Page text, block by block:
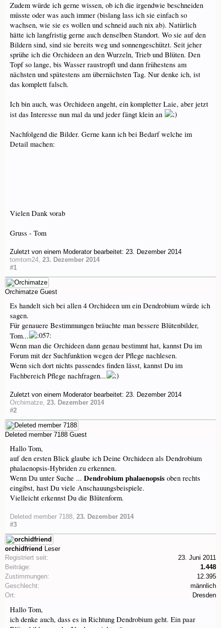
Zudem würde ich gerne wissen, ob ich die irgendwie beschneiden
müsste oder was auch immer (bislang lass ich sie einfach so
wachsen, wie sie es wollen und schneid auch nix ab). Natürlich
hätte ich langfristig gerne auch denselben Standort. Wo sie auf den
Bildern sind, sind sie bereits weg und sonnengeschützt. Seit jeher
sprühe ich die Orchideen an den Wurzeln, Trieb und Blüten. Den
Topf so lange, bis Wasser raustropft und dann frühestens am
nächsten und spätestens am übernächsten Tag. Nur denke ich, ist
das komplett falsch.
Ich bin auch, was Orchideen angeht, ein kompletter Laie, aber jetzt
ist das Interesse nun mal da und jeder fängt klein an
Nachfolgend die Bilder. Gerne kann ich bei Bedarf welche im
Detail machen:
Vielen Dank vorab
Gruss - Tom
Zuletzt von einem Moderator bearbeitet: 23. Dezember 2014
tomtom24, 23. Dezember 2014
#1
Orchimatze Guest
Es handelt sich bei allen 4 Orchideen um ein Dendrobium würde ich
sagen.
Für genauere Bestimmungen bräuchte man bessere Blütenbilder,
Tom...
Wenn man die Orchideen dann genau bestimmt hat, kannst Du im
Forum mit der Suchfunktion wegen der Pflege nachlesen.
Wenn sich dort nichts passendes finden lässt, kannst Du im
Fachbereich Pflege nachfragen...
Zuletzt von einem Moderator bearbeitet: 23. Dezember 2014
Orchimatze, 23. Dezember 2014
#2
Deleted member 7188 Guest
Hallo Tom,
auf den ersten Blick glaube ich Deine Orchideen als Dendrobium
phalaenopsis-Hybriden zu erkennen.
Wenn Du unter Suche ... Dendrobium phalaenopsis oben rechts
eingibst, hast Du viele Anschauungsbeispiele.
Vielleicht erkennst Du die Blütenform.
Deleted member 7188, 23. Dezember 2014
#3
orchidfriend Leser
Registriert seit:
23. Juni 2011
Beiträge:
1.448
Zustimmungen:
12.395
Geschlecht:
männlich
Ort:
Dresden
Hallo Tom,
ich denke auch, dass es in Richtung Dendrobium geht. Ein paar